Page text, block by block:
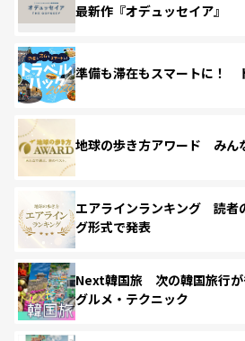
最新作『オデュッセイア』
準備も滞在もスマートに！
地球の歩き方アワード みん
エアラインランキング 読者
グ形式で発表
Next韓国旅 次の韓国旅行が
グルメ・テクニック